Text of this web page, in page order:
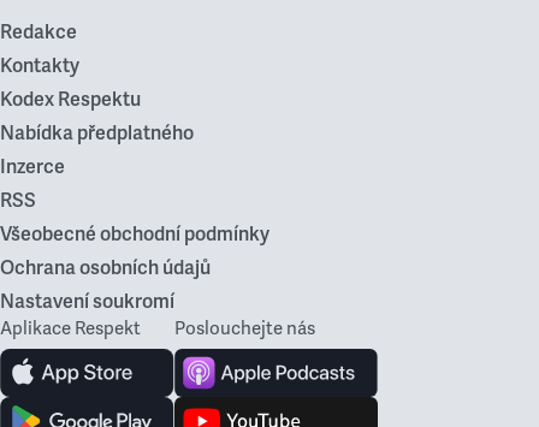
Redakce
Kontakty
Kodex Respektu
Nabídka předplatného
Inzerce
RSS
Všeobecné obchodní podmínky
Ochrana osobních údajů
Nastavení soukromí
Aplikace Respekt Poslouchejte nás